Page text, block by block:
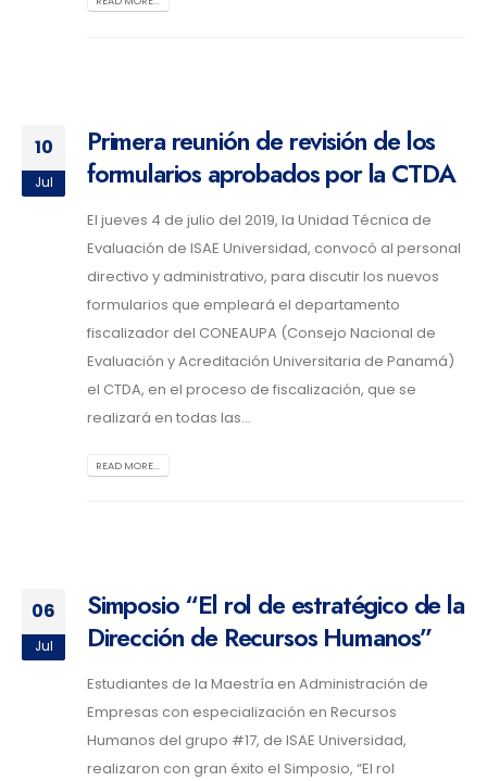
10
Jul
Primera reunión de revisión de los
formularios aprobados por la CTDA
El jueves 4 de julio del 2019, la Unidad Técnica de
Evaluación de ISAE Universidad, convocó al personal
directivo y administrativo, para discutir los nuevos
formularios que empleará el departamento
fiscalizador del CONEAUPA (Consejo Nacional de
Evaluación y Acreditación Universitaria de Panamá)
el CTDA, en el proceso de fiscalización, que se
realizará en todas las...
READ MORE...
06
Jul
Simposio “El rol de estratégico de la
Dirección de Recursos Humanos”
Estudiantes de la Maestría en Administración de
Empresas con especialización en Recursos
Humanos del grupo #17, de ISAE Universidad,
realizaron con gran éxito el Simposio, “El rol